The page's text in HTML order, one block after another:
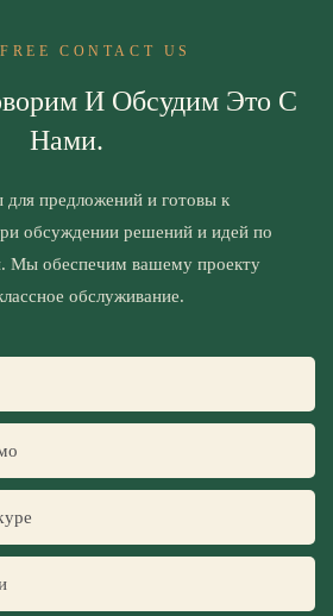
CONTACT US
И Обсудим Это С
Нами.
предложений и готовы к
обсуждении решений и идей по
Мы обеспечим вашему проекту
обслуживание.